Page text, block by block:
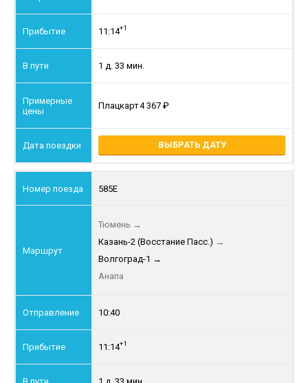
11:14+1
1 д. 33 мин.
Плацкарт4 367
ВЫБРАТЬ ДАТУ
585Е
Тюмень →
Казань-2 (Восстание Пасс.) →
Волгоград-1 →
Анапа
10:40
11:14+1